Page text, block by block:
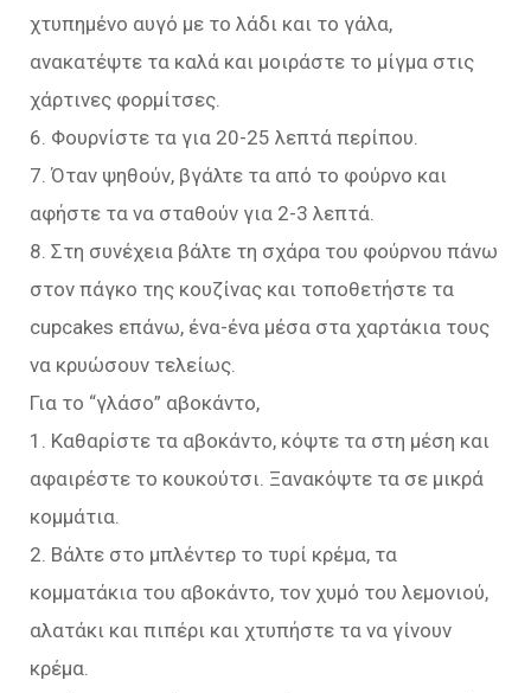
χτυπημένο αυγό με το λάδι και το γάλα,
ανακατέψτε τα καλά και μοιράστε το μίγμα στις
χάρτινες φορμίτσες.
6. Φουρνίστε τα για 20-25 λεπτά περίπου.
7. Όταν ψηθούν, βγάλτε τα από το φούρνο και
αφήστε τα να σταθούν για 2-3 λεπτά.
8. Στη συνέχεια βάλτε τη σχάρα του φούρνου πάνω
στον πάγκο της κουζίνας και τοποθετήστε τα
cupcakes επάνω, ένα-ένα μέσα στα χαρτάκια τους
να κρυώσουν τελείως.
Για το “γλάσο” αβοκάντο,
1. Καθαρίστε τα αβοκάντο, κόψτε τα στη μέση και
αφαιρέστε το κουκούτσι. Ξανακόψτε τα σε μικρά
κομμάτια.
2. Βάλτε στο μπλέντερ το τυρί κρέμα, τα
κομματάκια του αβοκάντο, τον χυμό του λεμονιού,
αλατάκι και πιπέρι και χτυπήστε τα να γίνουν
κρέμα.